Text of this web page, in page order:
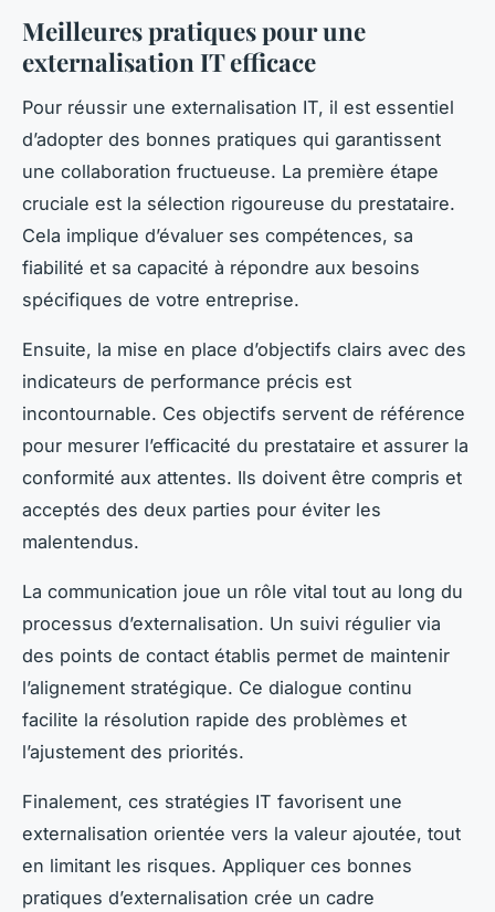
Meilleures pratiques pour une
externalisation IT efficace
Pour réussir une externalisation IT, il est essentiel
d’adopter des bonnes pratiques qui garantissent
une collaboration fructueuse. La première étape
cruciale est la sélection rigoureuse du prestataire.
Cela implique d’évaluer ses compétences, sa
fiabilité et sa capacité à répondre aux besoins
spécifiques de votre entreprise.
Ensuite, la mise en place d’objectifs clairs avec des
indicateurs de performance précis est
incontournable. Ces objectifs servent de référence
pour mesurer l’efficacité du prestataire et assurer la
conformité aux attentes. Ils doivent être compris et
acceptés des deux parties pour éviter les
malentendus.
La communication joue un rôle vital tout au long du
processus d’externalisation. Un suivi régulier via
des points de contact établis permet de maintenir
l’alignement stratégique. Ce dialogue continu
facilite la résolution rapide des problèmes et
l’ajustement des priorités.
Finalement, ces stratégies IT favorisent une
externalisation orientée vers la valeur ajoutée, tout
en limitant les risques. Appliquer ces bonnes
pratiques d’externalisation crée un cadre